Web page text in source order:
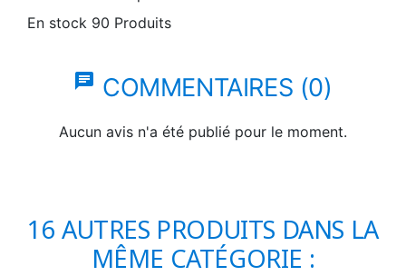
En stock 90 Produits
chat COMMENTAIRES (0)
Aucun avis n'a été publié pour le moment.
16 AUTRES PRODUITS DANS LA
MÊME CATÉGORIE :